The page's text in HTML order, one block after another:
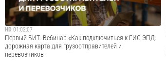
Cмотреть видео
HD 01:02:07
Первый БИТ: Вебинар «Как подключиться к ГИС ЭПД:
дорожная карта для грузоотправителей и
перевозчиков